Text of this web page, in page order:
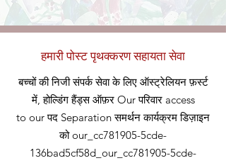
हमारी पोस्ट पृथक्करण सहायता सेवा
बच्चों की निजी संपर्क सेवा के लिए ऑस्ट्रेलियन फ़र्स्ट
में, होल्डिंग हैंड्स ऑफ़र Ourपरिवार access
to ourपद Separation समर्थन कार्यक्रम डिज़ाइन
को our_cc781905-5cde-
136bad5cf58d_our_cc781905-5cde-